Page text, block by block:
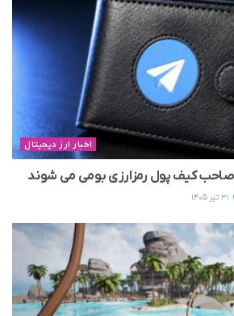
اخبار ارز دیجیتال
صاحب کیف پول رمزارزی بومی می‌ شوند